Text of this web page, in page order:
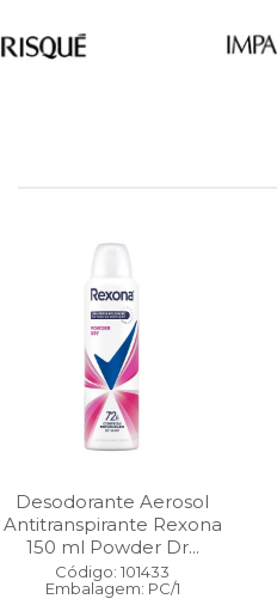
Desodorante Aerosol
Antitranspirante Rexona
150 ml Powder Dr...
Código: 101433
Embalagem: PC/1